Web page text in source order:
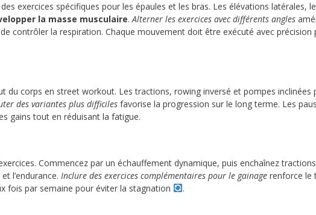
exercices spécifiques pour les épaules et les bras. Les élévations latérales,
la masse musculaire.Alterner les exercices avec différents angles
contrôler la respiration. Chaque mouvement doit être exécuté avec précision
du corps en street workout. Les tractions, rowing inversé et pompes inclinées
des variantes plus difficiles favorise la progression sur le long terme. Les
gains tout en réduisant la fatigue.
Commencez par un échauffement dynamique, puis enchaînez
l’endurance. Inclure des exercices complémentaires pour le gainage renforce le
fois par semaine pour éviter la stagnation
.